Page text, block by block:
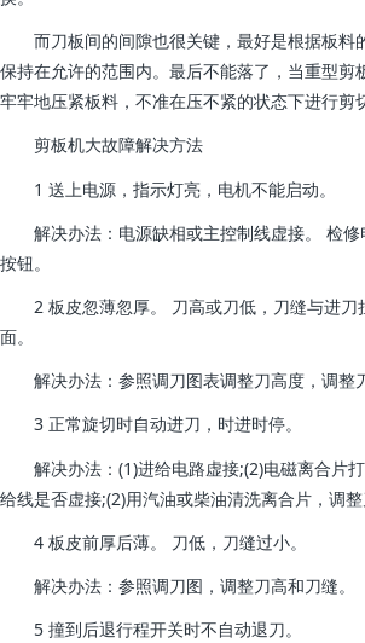
而刀板间的间隙也很关键，最好是根据板料
保持在允许的范围内。最后不能落了，当重型剪
牢牢地压紧板料，不准在压不紧的状态下进行剪
剪板机大故障解决方法
1 送上电源，指示灯亮，电机不能启动。
解决办法：电源缺相或主控制线虚接。 检修
按钮。
2 板皮忽薄忽厚。 刀高或刀低，刀缝与进刀
面。
解决办法：参照调刀图表调整刀高度，调整
3 正常旋切时自动进刀，时进时停。
解决办法：(1)进给电路虚接;(2)电磁离合片
给线是否虚接;(2)用汽油或柴油清洗离合片，调整
4 板皮前厚后薄。 刀低，刀缝过小。
解决办法：参照调刀图，调整刀高和刀缝。
5 撞到后退行程开关时不自动退刀。